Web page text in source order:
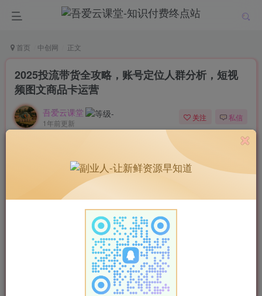
首页 中创网 正文
2025投流带货全攻略，账号定位人群分析，短视
频图文商品卡运营
吾爱云课堂
1年前更新
关注 私信
共计666字，阅读大约3分钟
此内容为付费资源，请付费后查看
￥ 9.9
免费 52云课堂SVIP
立即购买
您当前未登录！建议登陆后购买，可保存购买订单